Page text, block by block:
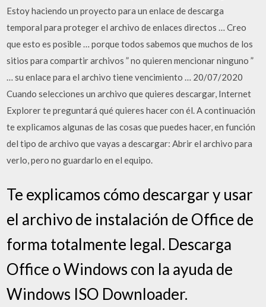
Estoy haciendo un proyecto para un enlace de descarga
temporal para proteger el archivo de enlaces directos … Creo
que esto es posible … porque todos sabemos que muchos de los
sitios para compartir archivos ” no quieren mencionar ninguno ”
… su enlace para el archivo tiene vencimiento … 20/07/2020
Cuando selecciones un archivo que quieres descargar, Internet
Explorer te preguntará qué quieres hacer con él. A continuación
te explicamos algunas de las cosas que puedes hacer, en función
del tipo de archivo que vayas a descargar: Abrir el archivo para
verlo, pero no guardarlo en el equipo.
Te explicamos cómo descargar y usar
el archivo de instalación de Office de
forma totalmente legal. Descarga
Office o Windows con la ayuda de
Windows ISO Downloader.